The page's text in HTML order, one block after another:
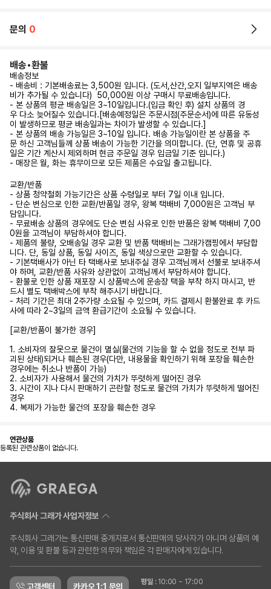
문의 0
배송•환불
배송정보
- 배송비 : 기본배송료는 3,500원 입니다. (도서,산간,오지 일부지역은 배송
비가 추가될 수 있습니다) 50,000원 이상 구매시 무료배송입니다.
- 본 상품의 평균 배송일은 3~10일입니다.(입금 확인 후) 설치 상품의 경
우 다소 늦어질수 있습니다.[배송예정일은 주문시점(주문순서)에 따른 유동성
이 발생하므로 평균 배송일과는 차이가 발생할 수 있습니다.]
- 본 상품의 배송 가능일은 3~10일 입니다. 배송 가능일이란 본 상품을 주
문 하신 고객님들께 상품 배송이 가능한 기간을 의미합니다. (단, 연휴 및 공휴
일은 기간 계산시 제외하며 현금 주문일 경우 입금일 기준 입니다.)
- 매장은 월, 화는 휴무이므로 모든 제품은 수요일 출고됩니다.
교환/반품
- 상품 청약철회 가능기간은 상품 수령일로 부터 7일 이내 입니다.
- 단순 변심으로 인한 교환/반품일 경우, 왕복 택배비 7,000원은 고객님 부
담입니다.
- 무료배송 상품의 경우에도 단순 변심 사유로 인한 반품은 왕복 택배비 7,00
0원을 고객님이 부담하셔야 합니다.
- 제품의 불량, 오배송일 경우 교환 및 반품 택배비는 그래가캠핑에서 부담합
니다. 단, 동일 상품, 동일 사이즈, 동일 색상으로만 교환할 수 있습니다.
- 기본택배사가 아닌 타 택배사로 보내주실 경우 고객님께서 선불로 보내주셔
야 하며, 교환/반품 사유와 상관없이 고객님께서 부담하셔야 합니다.
- 환불로 인한 상품 재포장 시 상품박스에 운송장 택을 부착 하지 마시고, 반
드시 별도 택배박스에 부착 해주시기 바랍니다.
- 처리 기간은 최대 2주가량 소요될 수 있으며, 카드 결제시 환불완료 후 카드
사에 따라 2~3일의 금액 환급기간이 소요될 수 있습니다.
[교환/반품이 불가한 경우]
1. 소비자의 잘못으로 물건이 멸실(물건의 기능을 할 수 없을 정도로 전부 파
괴된 상태)되거나 훼손된 경우(다만, 내용물을 확인하기 위해 포장을 훼손한
경우에는 취소나 반품이 가능)
2. 소비자가 사용해서 물건의 가치가 뚜렷하게 떨어진 경우
3. 시간이 지나 다시 판매하기 곤란할 정도로 물건의 가치가 뚜렷하게 떨어진
경우
4. 복제가 가능한 물건의 포장을 훼손한 경우
연관상품
등록된 관련상품이 없습니다.
주식회사 그래가 사업자정보
주식회사 그래가는 통신판매 중개자로서 통신판매의 당사자가 아니며 상품의 예
약, 이용 및 환불 등과 관련한 의무와 책임은 각 판매자에게 있습니다.
고객센터 카카오 1:1 문의 평일: 10:00 ~ 17:00